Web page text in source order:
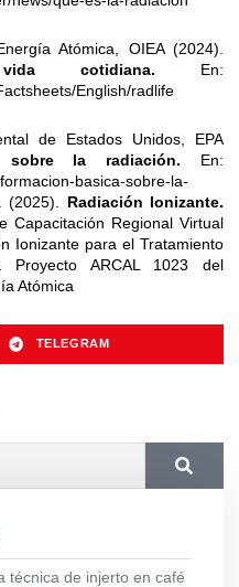
Atómica, OIEA (2024).
cotidiana. En:
English/radlife
de Estados Unidos, EPA
sobre la radiación. En:
basica-sobre-la-
Radiación Ionizante.
Capacitación Regional Virtual
Ionizante para el Tratamiento
Proyecto ARCAL 1023 del
Atómica
TELEGRAM
técnica de injerto en café